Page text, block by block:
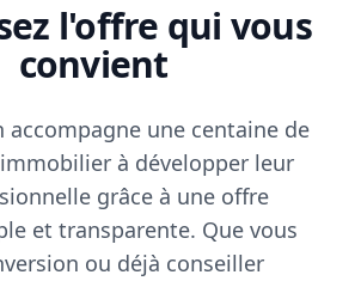
l'offre qui vous
convient
accompagne une centaine de
à développer leur
grâce à une offre
et transparente. Que vous
ou déjà conseiller